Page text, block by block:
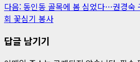
물
내
다음: 동인동 골목에 봄 심었다…권경숙
회 꽃심기 봉사
답글 남기기